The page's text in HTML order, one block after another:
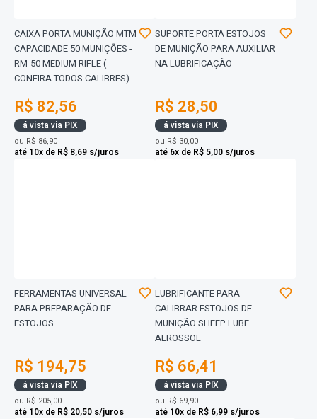
CAIXA PORTA MUNIÇÃO MTM
CAPACIDADE 50 MUNIÇÕES -
RM-50 MEDIUM RIFLE (
CONFIRA TODOS CALIBRES)
R$ 82,56
á vista via PIX
ou R$ 86,90
até 10x de R$ 8,69 s/juros
SUPORTE PORTA ESTOJOS
DE MUNIÇÃO PARA AUXILIAR
NA LUBRIFICAÇÃO
R$ 28,50
á vista via PIX
ou R$ 30,00
até 6x de R$ 5,00 s/juros
FERRAMENTAS UNIVERSAL
PARA PREPARAÇÃO DE
ESTOJOS
R$ 194,75
á vista via PIX
ou R$ 205,00
até 10x de R$ 20,50 s/juros
LUBRIFICANTE PARA
CALIBRAR ESTOJOS DE
MUNIÇÃO SHEEP LUBE
AEROSSOL
R$ 66,41
á vista via PIX
ou R$ 69,90
até 10x de R$ 6,99 s/juros